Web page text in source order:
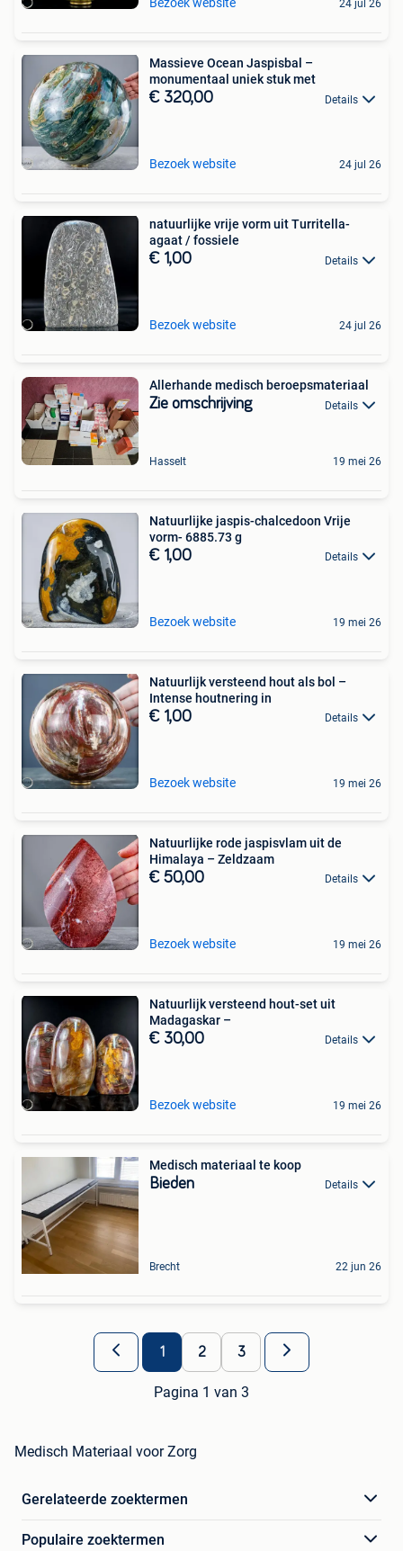
Bezoek website 24 jul 26
Massieve Ocean Jaspisbal –
monumentaal uniek stuk met
€ 320,00 Details
Bezoek website 24 jul 26
natuurlijke vrije vorm uit Turritella-
agaat / fossiele
€ 1,00 Details
Bezoek website 24 jul 26
Allerhande medisch beroepsmateriaal
Zie omschrijving Details
Hasselt 19 mei 26
Natuurlijke jaspis-chalcedoon Vrije
vorm- 6885.73 g
€ 1,00 Details
Bezoek website 19 mei 26
Natuurlijk versteend hout als bol –
Intense houtnering in
€ 1,00 Details
Bezoek website 19 mei 26
Natuurlijke rode jaspisvlam uit de
Himalaya – Zeldzaam
€ 50,00 Details
Bezoek website 19 mei 26
Natuurlijk versteend hout-set uit
Madagaskar –
€ 30,00 Details
Bezoek website 19 mei 26
Medisch materiaal te koop
Bieden Details
Brecht 22 jun 26
1 2 3
Pagina 1 van 3
Medisch Materiaal voor Zorg
Gerelateerde zoektermen
Populaire zoektermen